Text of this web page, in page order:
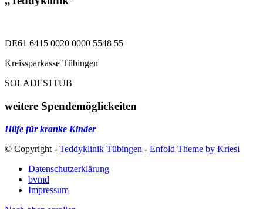
DE61 6415 0020 0000 5548 55
Kreissparkasse Tübingen
SOLADES1TUB
weitere Spendemöglickeiten
Hilfe für kranke Kinder
© Copyright - Teddyklinik Tübingen - Enfold Theme by Kriesi
Datenschutzerklärung
bvmd
Impressum